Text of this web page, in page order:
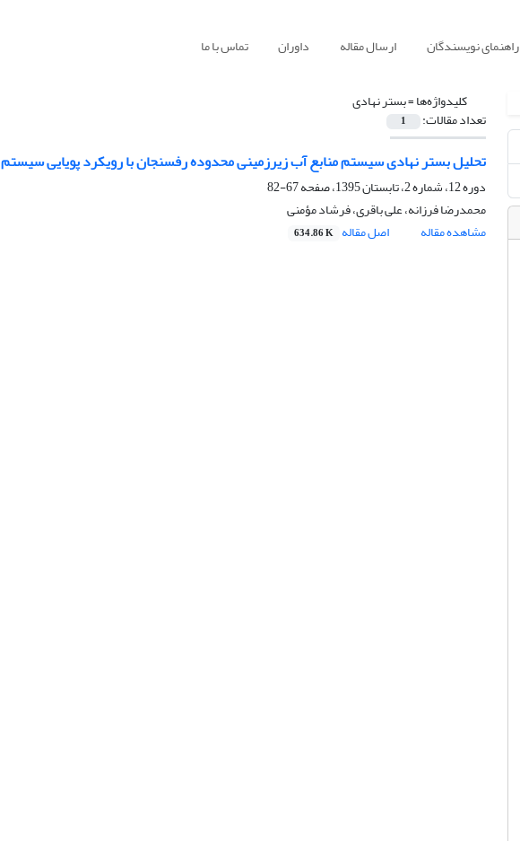
راهنمای نویسندگان ارسال مقاله داوران تماس با ما
کلیدواژه‌ها =بستر نهادی
تعداد مقالات: 1
تحلیل بستر نهادی سیستم منابع آب زیرزمینی محدوده رفسنجان با رویکرد پویایی سیستم
دوره 12، شماره 2، تابستان 1395، صفحه
67-82
محمدرضا فرزانه، علی باقری، فرشاد مؤمنی
مشاهده مقاله
اصل مقاله 634.86 K